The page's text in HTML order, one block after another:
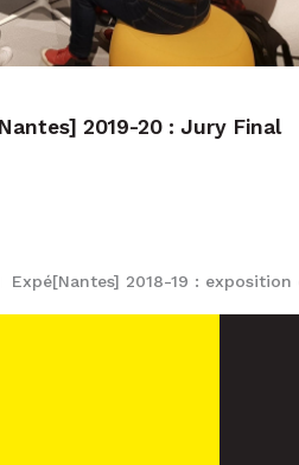
2019-20 : Jury Final
Expé[Nantes] 2018-19 :